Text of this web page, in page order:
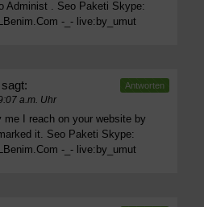
Administ . Seo Paketi Skype:
-_- live:by_umut
sagt:
a.m. Uhr
me I reach on your website by
it. Seo Paketi Skype:
-_- live:by_umut
Antworten